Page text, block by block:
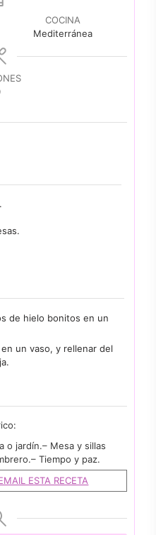
COCINA
Mediterránea
de hielo bonitos en un
un vaso, y rellenar del
o jardín.– Mesa y sillas
– Tiempo y paz.
ESTA RECETA